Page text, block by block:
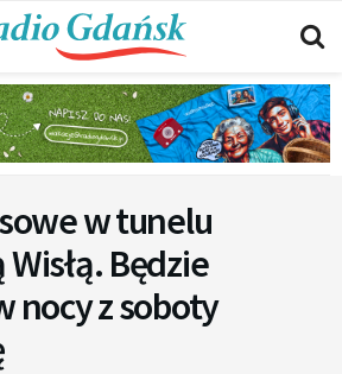
w tunelu
Będzie
nocy z soboty